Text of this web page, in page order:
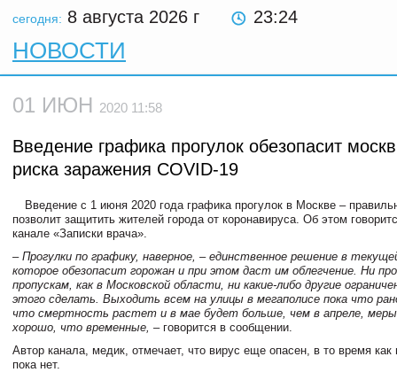
сегодня: 8 августа 2026 г 23:24
НОВОСТИ
01 ИЮН 2020 11:58
Введение графика прогулок обезопасит
риска заражения COVID-19
Введение с 1 июня 2020 года графика прогулок в Москве –
позволит защитить жителей города от коронавируса. Об этом
канале «Записки врача».
– Прогулки по графику, наверное, – единственное решение в
которое обезопасит горожан и при этом даст им облегчение. Ни
пропускам, как в Московской области, ни какие-либо другие
этого сделать. Выходить всем на улицы в мегаполисе пока что
что смертность растет и в мае будет больше, чем в апреле, меры
хорошо, что временные, – говорится в сообщении.
Автор канала, медик, отмечает, что вирус еще опасен, в то время как
пока нет.